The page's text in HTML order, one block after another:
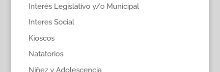
Interés Legislativo y/o Municipal
Interes Social
Kioscos
Natatorios
Niñez y Adolescencia